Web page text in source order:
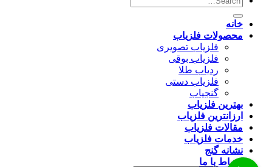
خانه
محصولات فلزیاب
فلزیاب تصویری
فلزیاب بوقی
ردیاب طلا
فلزیاب دستی
گنجیاب
بهترین فلزیاب
ارزانترین فلزیاب
مقالات فلزیاب
خدمات فلزیاب
نشانه گنج
ارتباط با ما